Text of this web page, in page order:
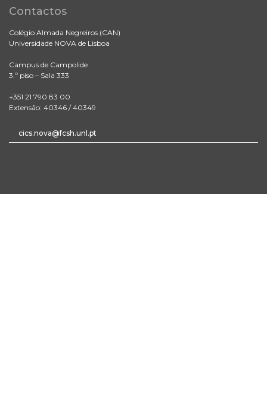
Contactos
Colégio Almada Negreiros (CAN)
Universidade NOVA de Lisboa
Campus de Campolide
3.º piso – Sala 333
+351 21 790 83 00
Extensão: 40346 / 40349
cics.nova@fcsh.unl.pt